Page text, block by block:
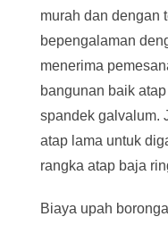
murah dan dengan
bepengalaman
menerima
bangunan baik
spandek galvalum.
atap lama untuk
rangka atap baja
Biaya upah